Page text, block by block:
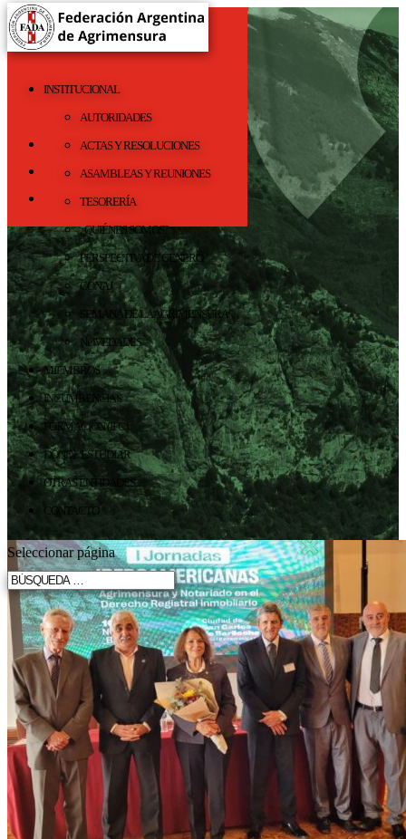
fadaoficial@agrimensores.org.ar
Facebook
Facebook
Google
Instagram
INSTITUCIONAL
AUTORIDADES
ACTAS Y RESOLUCIONES
ASAMBLEAS Y REUNIONES
TESORERÍA
¿QUIÉNES SOMOS?
PERSPECTIVA DE GÉNERO
CONAJ
SEMANA DE LA AGRIMENSURA
NOVEDADES
MIEMBROS
INCUMBENCIAS
FORMACIÓN (IFC)
DÓNDE ESTUDIAR
OTRAS ENTIDADES
CONTACTO
Seleccionar página